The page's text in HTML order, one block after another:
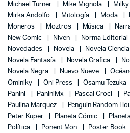
Michael Turner
Mike Mignola
Mirka Andolfo
Mitología Moda
Moneros
Moztros Música
New Comic
Niven Norma Editorial
Novedades
Novela
Novela
Novela Fantasía
Novela Grafica
Novela Negra
Nuevo Nueve
Ominiky
Oni Press Osamu Tezuka
Panini
PaniniMx Pascal Croci
Paulina Marquez
Penguin Random
Peter Kuper
Planeta Cómic
Política
Ponent Mon Poster Book